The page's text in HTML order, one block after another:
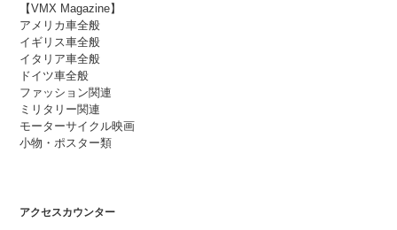
【VMX Magazine】
アメリカ車全般
イギリス車全般
イタリア車全般
ドイツ車全般
ファッション関連
ミリタリー関連
モーターサイクル映画
小物・ポスター類
アクセスカウンター